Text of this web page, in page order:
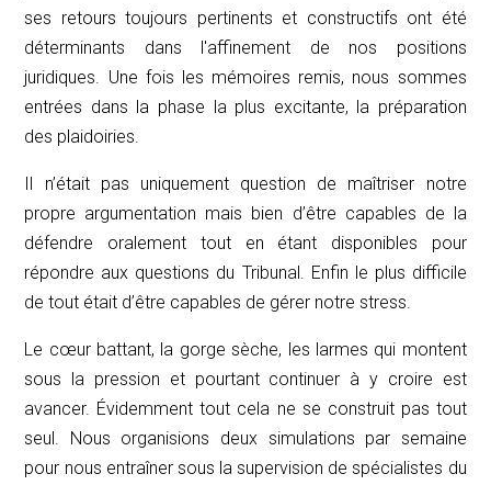
ses retours toujours pertinents et constructifs ont été
déterminants dans l'affinement de nos positions
juridiques. Une fois les mémoires remis, nous sommes
entrées dans la phase la plus excitante, la préparation
des plaidoiries.
Il n’était pas uniquement question de maîtriser notre
propre argumentation mais bien d’être capables de la
défendre oralement tout en étant disponibles pour
répondre aux questions du Tribunal. Enfin le plus difficile
de tout était d’être capables de gérer notre stress.
Le cœur battant, la gorge sèche, les larmes qui montent
sous la pression et pourtant continuer à y croire est
avancer. Évidemment tout cela ne se construit pas tout
seul. Nous organisions deux simulations par semaine
pour nous entraîner sous la supervision de spécialistes du